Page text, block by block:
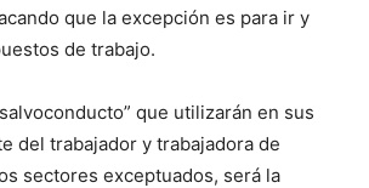
que la excepción es para ir y
de trabajo.
que utilizarán en sus
del trabajador y trabajadora de
sectores exceptuados, será la